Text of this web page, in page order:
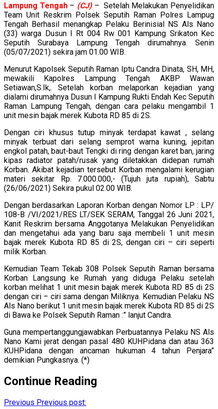
Lampung Tengah– (CJ)– Setelah Melakukan Penyelidikan
Team Unit Reskrim Polsek Seputih Raman Polres Lampug
Tengah Berhasil menangkap Pelaku Berinisial NS Als Nano
(33) warga Dusun I Rt 004 Rw 001 Kampung Srikaton Kec
Seputih Surabaya Lampung Tengah dirumahnya. Senin
(05/07/2021) sekira jam 01.00 WIB.
Menurut Kapolsek Seputih Raman Iptu Candra Dinata, SH, MH,
mewakili Kapolres Lampung Tengah AKBP Wawan
Setiawan,S.Ik,. Setelah korban melaporkan kejadian yang
dialami dirumahnya Dusun I Kampung Rukti Endah Kec Seputih
Raman Lampung Tengah, dengan cara pelaku mengambil 1
unit mesin bajak merek Kubota RD 85 di 2S.
Dengan ciri khusus tutup minyak terdapat kawat , selang
minyak terbuat dari selang semprot warna kuning, jepitan
engkol patah, baut-baut Tengki di ring dengan karet ban, jaring
kipas radiator patah/rusak yang diletakkan didepan rumah
Korban. Akibat kejadian tersebut Korban mengalami kerugian
materi sekitar Rp. 7.000.000,- (Tujuh juta rupiah), Sabtu
(26/06/2021) Sekira pukul 02.00 WIB.
Dengan berdasarkan Laporan Korban dengan Nomor LP : LP/
108-B /VI/2021/RES LT/SEK SERAM, Tanggal 26 Juni 2021,
Kanit Reskrim bersama Anggotanya Melakukan Penyelidikan
dan mengetahui ada yang baru saja membeli 1 unit mesin
bajak merek Kubota RD 85 di 2S, dengan ciri – ciri seperti
milik Korban.
Kemudian Team Tekab 308 Polsek Seputih Raman bersama
Korban Langsung ke Rumah yang diduga Pelaku setelah
korban melihat 1 unit mesin bajak merek Kubota RD 85 di 2S
dengan ciri – ciri sama dengan Miliknya. Kemudian Pelaku NS
Als Nano berikut 1 unit mesin bajak merek Kubota RD 85 di 2S
di Bawa ke Polsek Seputih Raman :” lanjut Candra.
Guna mempertanggungjawabkan Perbuatannya Pelaku NS Als
Nano Kami jerat dengan pasal 480 KUHPidana dan atau 363
KUHPidana dengan ancaman hukuman 4 tahun Penjara”
demikian Pungkasnya. (*)
Continue Reading
Previous Previous post: